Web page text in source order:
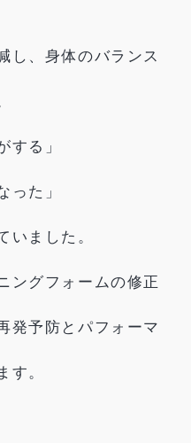
し、身体のバランス
する」
った」
いました。
ングフォームの修正
発予防とパフォーマ
す。